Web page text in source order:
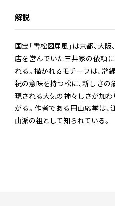
解説
国宝「雪松図屏風」は京都、大
店を営んでいた三井家の依頼
れる。描かれるモチーフは、
祝の意味を持つ松に、新しさの
現される大気の神々しさが加
がる。作者である円山応挙は、
山派の祖として知られている。